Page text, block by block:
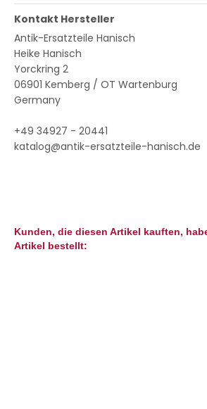
Kontakt Hersteller
Antik-Ersatzteile Hanisch
Heike Hanisch
Yorckring 2
06901 Kemberg / OT Wartenburg
Germany
+49 34927 - 20441
katalog@antik-ersatzteile-hanisch.de
Kunden, die diesen Artikel kauften,
Artikel bestellt: